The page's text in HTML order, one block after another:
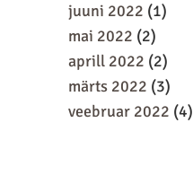
juuni 2022 (1)
mai 2022 (2)
aprill 2022 (2)
märts 2022 (3)
veebruar 2022 (4)